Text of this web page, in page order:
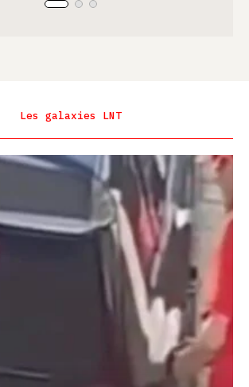
Les galaxies LNT